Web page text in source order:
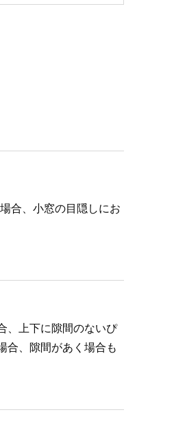
合、小窓の目隠しにお
、上下に隙間のないぴ
合、隙間があく場合も